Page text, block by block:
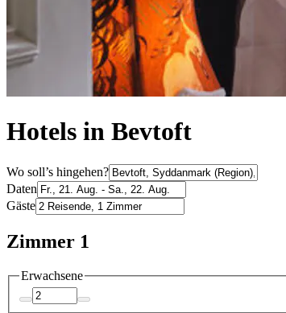
Hotels in Bevtoft
Wo soll’s hingehen?
Daten
Gäste
Zimmer 1
Erwachsene